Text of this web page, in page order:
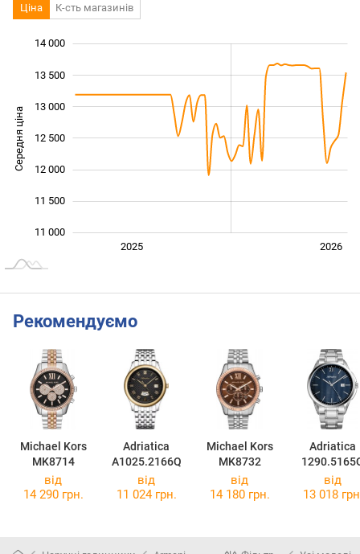
Ціна К-сть магазинів
Середня ціна 11 000
11 000
11 500
12 000
12 500
13 000
13 500
14 000
2026
2025
Рекомендуємо
Michael Kors
MK8714
Adriatica
A1025.2166Q
Michael Kors
MK8732
Adriatica
від
14 290 грн.
від
11 024 грн.
від
14 180 грн.
від
13 018